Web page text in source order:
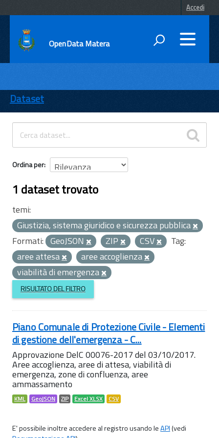
Accedi
OpenData Matera
ENTI
TEMI
INFORMAZIONI
Dataset
Ordina per
1 dataset trovato
temi:
Giustizia, sistema giuridico e sicurezza pubblica
Formati: GeoJSON ZIP CSV
Tag:
aree attesa
aree accoglienza
viabilità di emergenza
RISULTATO DEL FILTRO
Piano Comunale di Protezione Civile - Elementi
di gestione dell'emergenza - C...
Approvazione DelC 00076-2017 del 03/10/2017.
Aree accoglienza, aree di attesa, viabilità di
emergenza, zone di confluenza, aree
ammassamento
KML GeoJSON ZIP Excel XLSX CSV
E' possibile inoltre accedere al registro usando leAPI(vedi